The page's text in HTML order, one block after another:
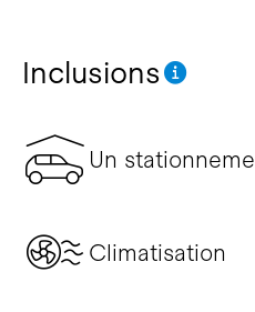
Inclusions
Un
Climatisation